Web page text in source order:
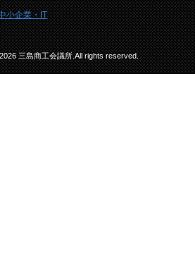
三島商工会議所.All rights reserved.